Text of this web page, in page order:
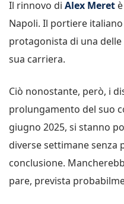
Il rinnovo di Alex Meret
Napoli. Il portiere italiano
protagonista di una
sua carriera.
Ciò nonostante, però, i
prolungamento del suo
giugno 2025, si stanno
diverse settimane senza
conclusione.
pare, prevista